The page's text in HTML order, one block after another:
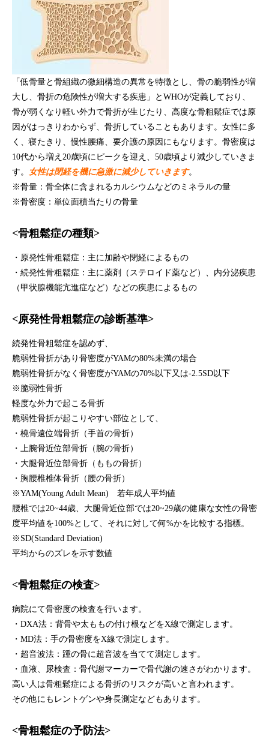
「低骨量と骨組織の微細構造の異常を特徴とし、骨の脆弱性が増
大し、骨折の危険性が増大する疾患」とWHOが定義しており、
骨が弱くなり軽い外力で骨折が生じたり、高度な骨粗鬆症では原
因がはっきりわからず、骨折していることもあります。女性に多
く、寝たきり、慢性腰痛、要介護の原因にもなります。骨密度は
10代から増え20歳頃にピークを迎え、50歳頃より減少していきま
す。
女性は閉経を機に急激に減少していきます。
※骨量：骨全体に含まれるカルシウムなどのミネラルの量
※骨密度：単位面積当たりの骨量
<骨粗鬆症の種類>
・原発性骨粗鬆症：主に加齢や閉経によるもの
・続発性骨粗鬆症：主に薬剤（ステロイド薬など）、内分泌疾患
（甲状腺機能亢進症など）などの疾患によるもの
<原発性骨粗鬆症の診断基準>
続発性骨粗鬆症を認めず、
脆弱性骨折があり骨密度がYAMの80%未満の場合
脆弱性骨折がなく骨密度がYAMの70%以下又は‐2.5SD以下
※脆弱性骨折
軽度な外力で起こる骨折
脆弱性骨折が起こりやすい部位として、
・橈骨遠位端骨折（手首の骨折）
・上腕骨近位部骨折（腕の骨折）
・大腿骨近位部骨折（ももの骨折）
・胸腰椎椎体骨折（腰の骨折）
※YAM(Young Adult Mean) 若年成人平均値
腰椎では20~44歳、大腿骨近位部では20~29歳の健康な女性の骨密
度平均値を100%として、それに対して何%かを比較する指標。
※SD(Standard Deviation)
平均からのズレを示す数値
<骨粗鬆症の検査>
病院にて骨密度の検査を行います。
・DXA法：背骨や太ももの付け根などをX線で測定します。
・MD法：手の骨密度をX線で測定します。
・超音波法：踵の骨に超音波を当てて測定します。
・血液、尿検査：骨代謝マーカーで骨代謝の速さがわかります。
高い人は骨粗鬆症による骨折のリスクが高いと言われます。
その他にもレントゲンや身長測定などもあります。
<骨粗鬆症の予防法>